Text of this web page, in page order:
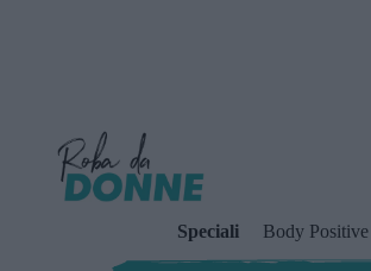
Speciali Body Positive